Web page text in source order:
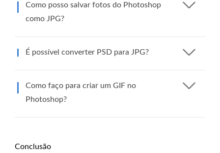
Como posso salvar fotos do Photoshop
como JPG?
É possível converter PSD para JPG?
Como faço para criar um GIF no
Photoshop?
Conclusão